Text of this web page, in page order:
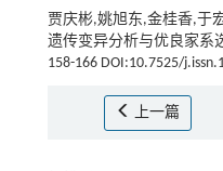
贾庆彬,姚旭东,金桂香,于
遗传变异分析与优良家系
158-166 DOI:10.7525/
上一篇